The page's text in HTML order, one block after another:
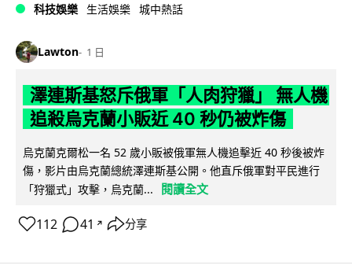
科技娛樂 生活娛樂 城中熱話
Lawton 1 日
澤連斯基怒斥俄軍「人肉狩獵」 無人機
追殺烏克蘭小販近 40 秒仍被炸傷
烏克蘭克爾松一名 52 歲小販被俄軍無人機追擊近 40 秒後被炸
傷，影片由烏克蘭總統澤連斯基公開。他直斥俄軍對平民進行
「狩獵式」攻擊，烏克蘭...
閱讀全文
112 41 ↗ 分享